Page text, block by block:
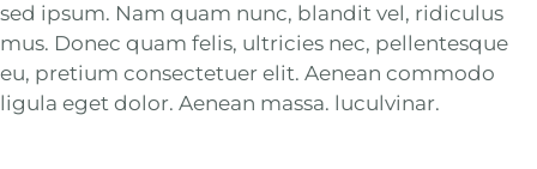
sed ipsum. Nam quam nunc, blandit vel, ridiculus
mus. Donec quam felis, ultricies nec, pellentesque
eu, pretium consectetuer elit. Aenean commodo
ligula eget dolor. Aenean massa. luculvinar.